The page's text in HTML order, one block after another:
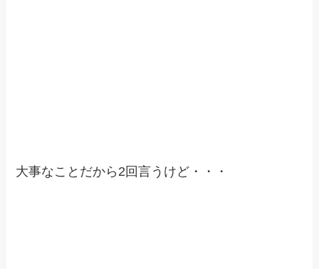
大事なことだから2回言うけど・・・